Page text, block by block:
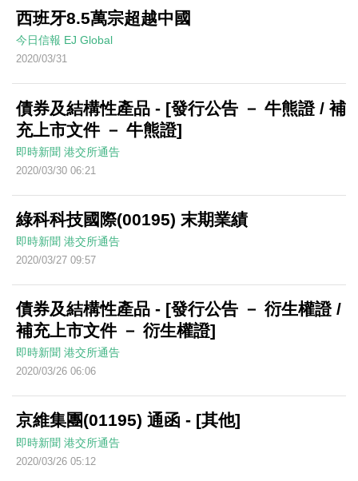
西班牙8.5萬宗超越中國
今日信報 EJ Global
2020/03/31
債券及結構性產品 - [發行公告 － 牛熊證 / 補
充上市文件 － 牛熊證]
即時新聞 港交所通告
2020/03/30 06:21
綠科科技國際(00195) 末期業績
即時新聞 港交所通告
2020/03/27 09:57
債券及結構性產品 - [發行公告 － 衍生權證 /
補充上市文件 － 衍生權證]
即時新聞 港交所通告
2020/03/26 06:06
京維集團(01195) 通函 - [其他]
即時新聞 港交所通告
2020/03/26 05:12